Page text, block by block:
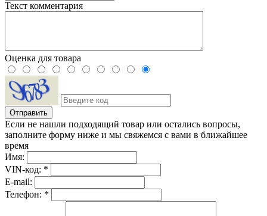
Текст комментария
Оценка для товара
Если не нашли подходящий товар или остались вопросы,
заполните форму ниже и мы свяжемся с вами в ближайшее
время
Имя:
VIN-код: *
E-mail:
Телефон: *